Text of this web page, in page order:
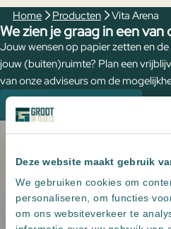
Deze website maakt gebruik
We gebruiken cookies om
personaliseren, om functies
om ons websiteverkeer te
Home Producten Vita Arena
We zien je graag in een
Jouw wensen op papier zetten en
jouw (buiten)ruimte? Plan een
van onze adviseurs om de
Plan een kennismaking